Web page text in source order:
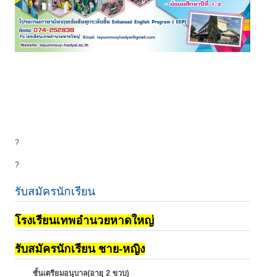
?
?
รับสมัครนักเรียน
โรงเรียนเทพอำนวยหาดใหญ่
รับสมัครนักเรียน ชาย-หญิง
ชั้นเตรียมอนุบาล(อายุ 2 ขวบ)